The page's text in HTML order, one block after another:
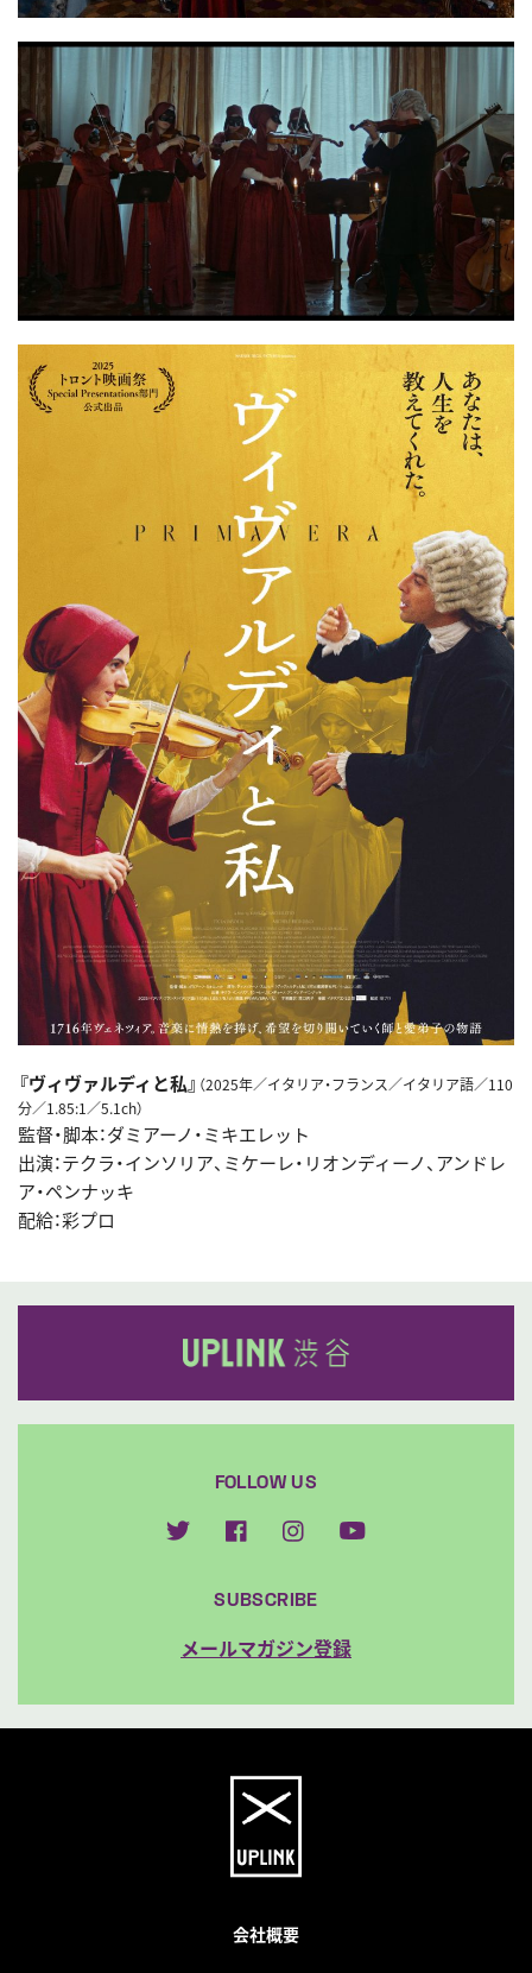
『ヴィヴァルディと私』 （2025年／イタリア・フランス／イタリア語／110
分／1.85:1／5.1ch）
監督・脚本：ダミアーノ・ミキエレット
出演：テクラ・インソリア、ミケーレ・リオンディーノ、アンドレ
ア・ペンナッキ
配給：彩プロ
FOLLOW US
SUBSCRIBE
メールマガジン登録
会社概要